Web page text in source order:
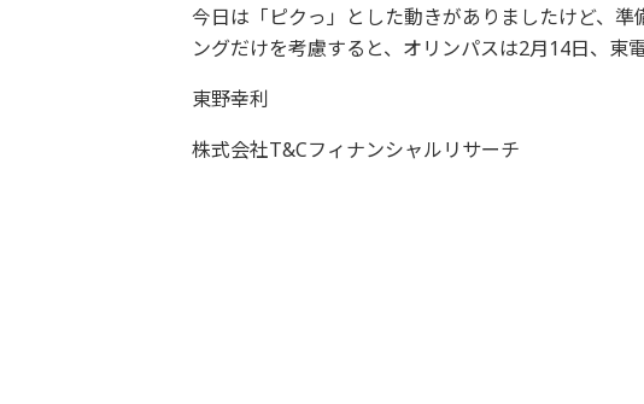
今日は「ピクっ」とした動きがありましたけど、
ングだけを考慮すると、オリンパスは2月14日、東
東野幸利
株式会社T&Cフィナンシャルリサーチ